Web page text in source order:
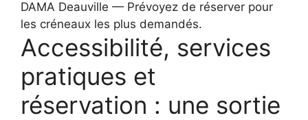
DAMA Deauville — Prévoyez de réserver pour
les créneaux les plus demandés.
Accessibilité, services
pratiques et
réservation : une sortie